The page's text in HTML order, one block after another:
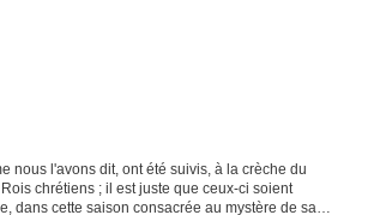
nous l'avons dit, ont été suivis, à la crèche du
chrétiens ; il est juste que ceux-ci soient
dans cette saison consacrée au mystère de sa